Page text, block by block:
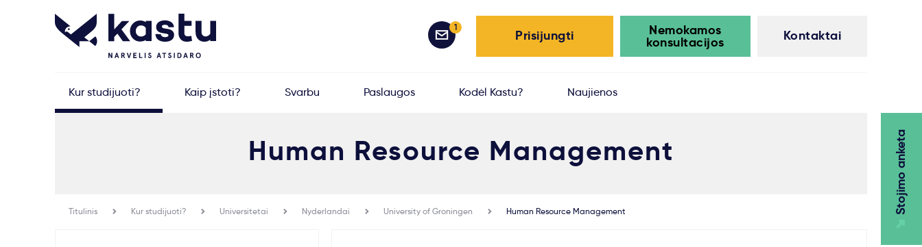
Kontaktai
Nemokamos
konsultacijos
Prisijungti
1
Stojimo anketa
Kur studijuoti? Kaip įstoti? Svarbu Paslaugos Kodėl Kastu? Naujienos
Human Resource Management
Titulinis Kur studijuoti? Universitetai Nyderlandai University of Groningen Human Resource Management